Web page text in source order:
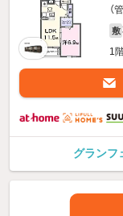
（
敷
1
グランフ